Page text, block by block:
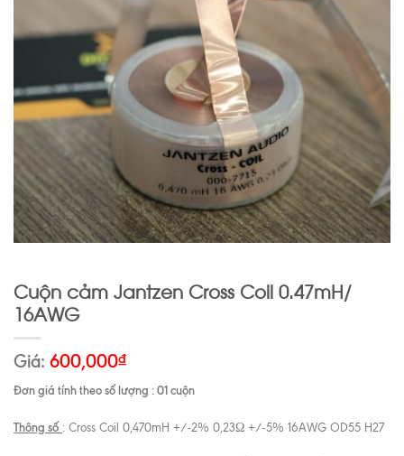
Cuộn cảm Jantzen Cross Coil 0.47mH/
16AWG
Giá: 600,000₫
Đơn giá tính theo số lượng : 01 cuộn
Thông số : Cross Coil 0,470mH +/-2% 0,23Ω +/-5% 16AWG OD55 H27